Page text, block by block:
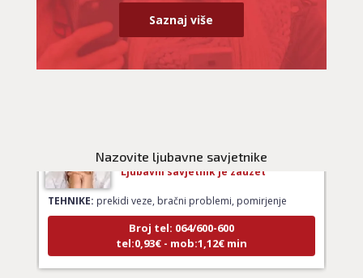
Saznaj više
Nazovite ljubavne savjetnike
ljubavna očekivanja, smjer u kojem ide veza
Broj tel: 064/600-600
tel:0,93€ - mob:1,12€ min
Ljubavni savjetnik je zauzet
TEHNIKE:prekidi veze, bračni problemi, pomirjenje
Broj tel: 064/600-600
tel:0,93€ - mob:1,12€ min